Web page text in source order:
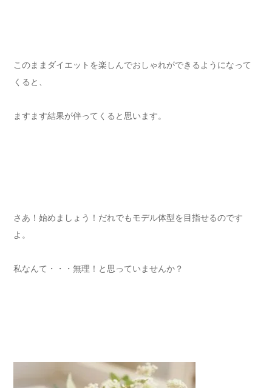
このままダイエットを楽しんでおしゃれができるようになって
くると、
ますます結果が伴ってくると思います。
さあ！始めましょう！だれでもモデル体型を目指せるのです
よ。
私なんて・・・無理！と思っていませんか？